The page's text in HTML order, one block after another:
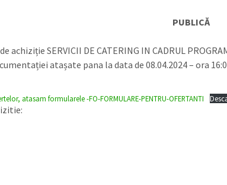
PUBLICĂ
achiziție SERVICII DE CATERING IN CADRUL
atașate pana la data de 08.04.2024 – ora
atasam formularele -FO-FORMULARE-PENTRU-OFERTANTI